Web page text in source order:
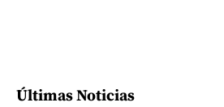
Últimas Noticias